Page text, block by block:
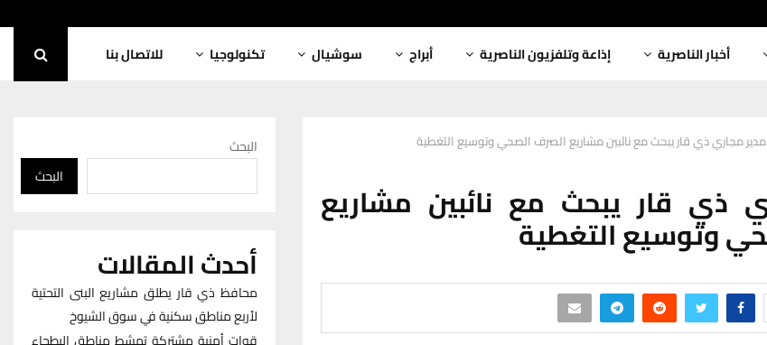
أخبار الناصرية إذاعة وتلفزيون الناصرية أبراج سوشيال تكنولوجيا للاتصال بنا
مدير مجاري ذي قار يبحث مع نائبين مشاريع الصرف الصحي وتوسيع التغطية
ذي قار يبحث مع نائبين مشاريع
وتوسيع التغطية
البحث
البحث
أحدث المقالات
محافظ ذي قار يطلق مشاريع البنى التحتية
لأربع مناطق سكنية في سوق الشيوخ